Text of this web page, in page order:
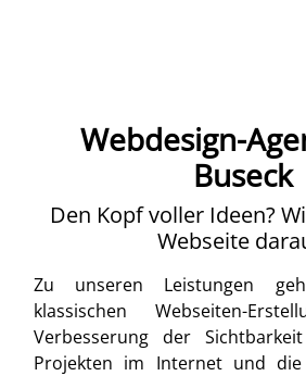
Webdesign-
Buseck
Den Kopf voller Ideen?
Webseite
Zu unseren Leistungen
klassischen Webseiten-
Verbesserung der
Projekten im Internet und die